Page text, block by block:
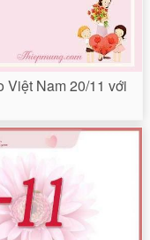
Việt Nam 20/11 với